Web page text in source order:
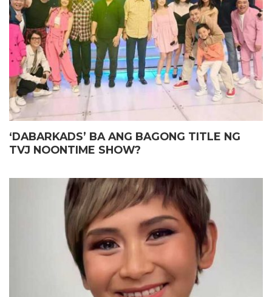
‘DABARKADS’ BA ANG BAGONG TITLE NG
TVJ NOONTIME SHOW?